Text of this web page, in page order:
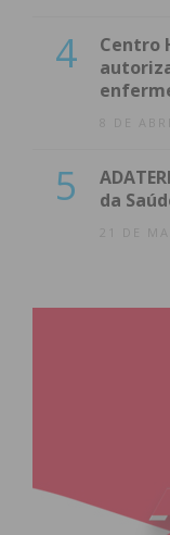
4
Centro
8 DE
5
da
21 DE